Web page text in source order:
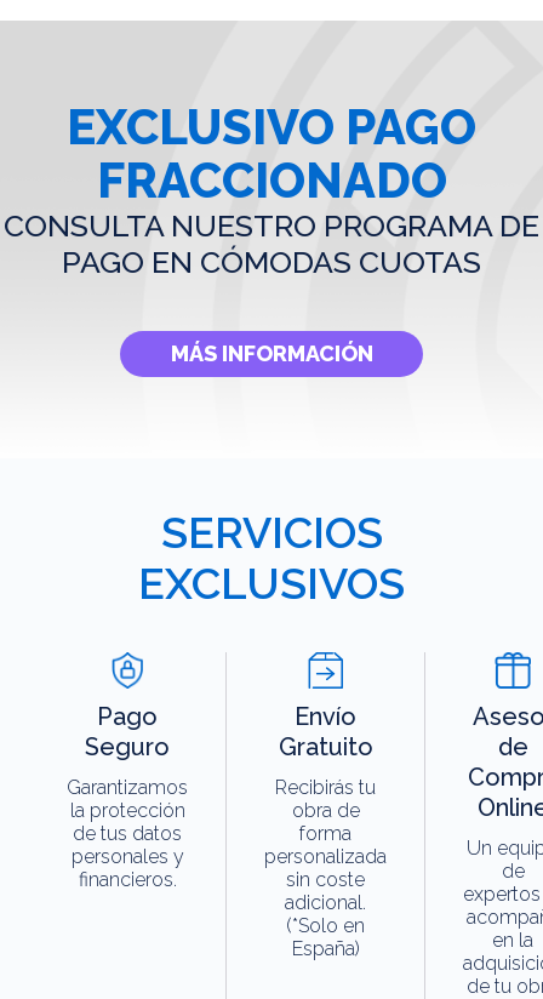
EXCLUSIVO PAGO
FRACCIONADO
CONSULTA NUESTRO PROGRAMA DE
PAGO EN CÓMODAS CUOTAS
MÁS INFORMACIÓN
SERVICIOS
EXCLUSIVOS
Pago
Seguro
Garantizamos
la protección
de tus datos
personales y
financieros.
Envío
Gratuito
Recibirás tu
obra de
forma
personalizada
sin coste
adicional.
(*Solo en
España)
de
Un
de
en la
de tu